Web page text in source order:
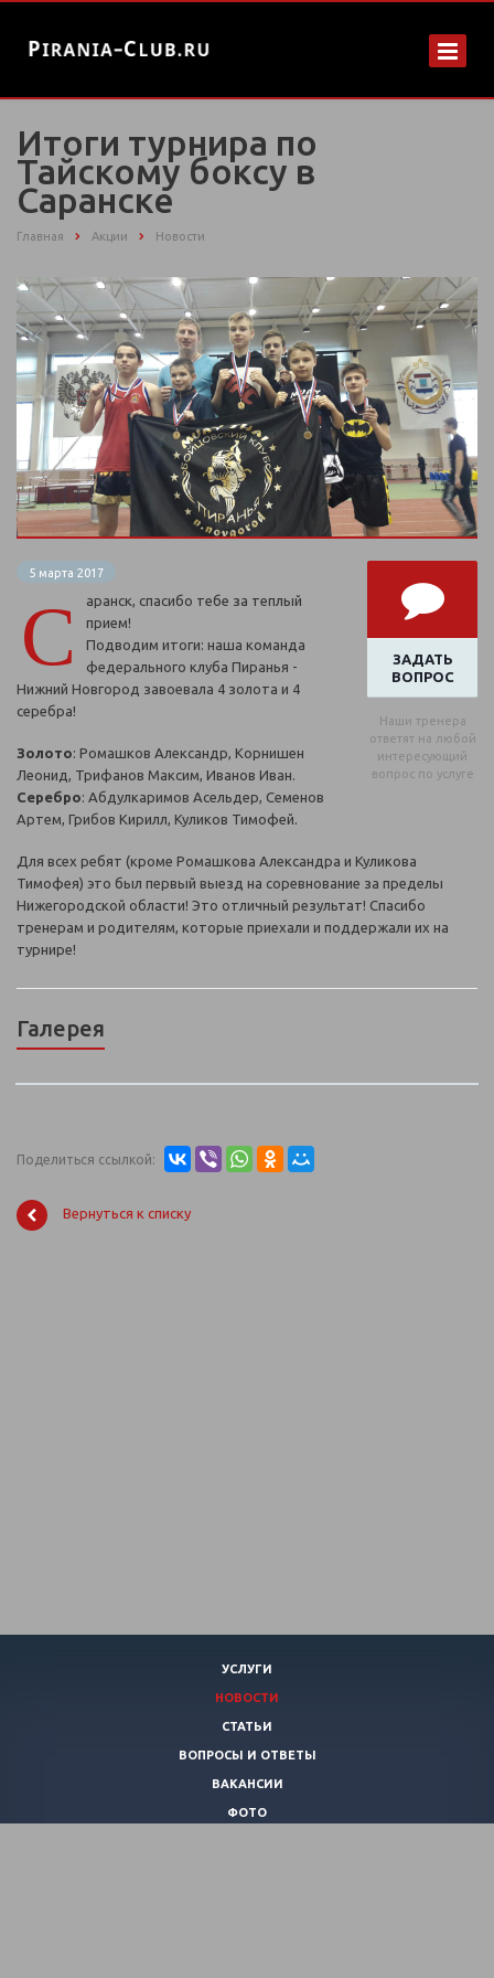
Итоги турнира по
Тайскому боксу в
Саранске
Главная Акции Новости
ЗАДАТЬ
ВОПРОС
Наши тренера
ответят на любой
интересующий
вопрос по услуге
5 марта 2017
С
аранск, спасибо тебе за теплый
прием!
Подводим итоги: наша команда
федерального клуба Пиранья -
Нижний Новгород завоевала 4 золота и 4
серебра!
Золото: Ромашков Александр, Корнишен
Леонид, Трифанов Максим, Иванов Иван.
Серебро: Абдулкаримов Асельдер, Семенов
Артем, Грибов Кирилл, Куликов Тимофей.
Для всех ребят (кроме Ромашкова Александра и Куликова
Тимофея) это был первый выезд на соревнование за пределы
Нижегородской области! Это отличный результат! Спасибо
тренерам и родителям, которые приехали и поддержали их на
турнире!
Галерея
Поделиться ссылкой:
Вернуться к списку
УСЛУГИ
НОВОСТИ
СТАТЬИ
ВОПРОСЫ И ОТВЕТЫ
ВАКАНСИИ
ФОТО